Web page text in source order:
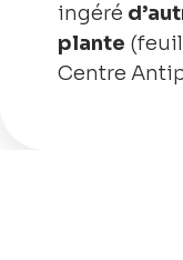
ingéré
plante
Centre